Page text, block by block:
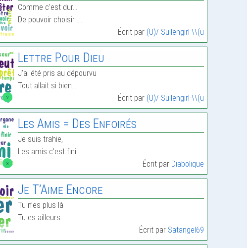
Comme c’est dur…
De pouvoir choisir. .…
Écrit par (U)/-Sullengirl-\\(u
2
Lettre Pour Dieu
J’ai été pris au dépourvu
Tout allait si bien…
Écrit par (U)/-Sullengirl-\\(u
3
Les Amis = Des Enfoirés
Je suis trahie,
Les amis c’est fini.…
Écrit par Diabolique
Je T’Aime Encore
Tu n’es plus là
Tu es ailleurs…
Écrit par Satangel69